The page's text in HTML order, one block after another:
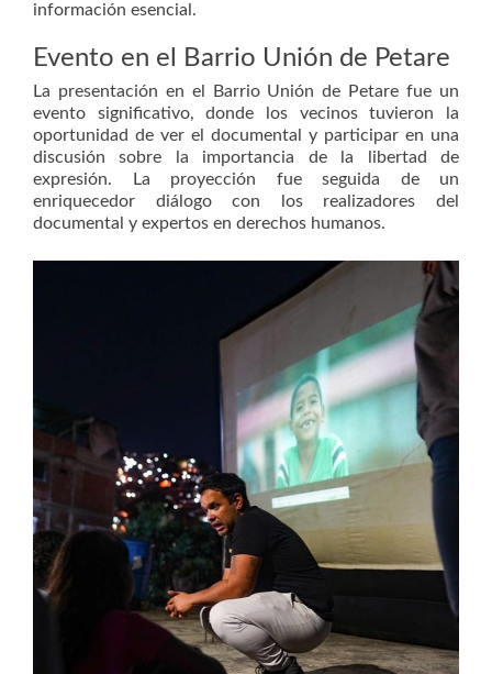
información esencial.
Evento en el Barrio Unión de Petare
La presentación en el Barrio Unión de Petare fue un
evento significativo, donde los vecinos tuvieron la
oportunidad de ver el documental y participar en una
discusión sobre la importancia de la libertad de
expresión. La proyección fue seguida de un
enriquecedor diálogo con los realizadores del
documental y expertos en derechos humanos.